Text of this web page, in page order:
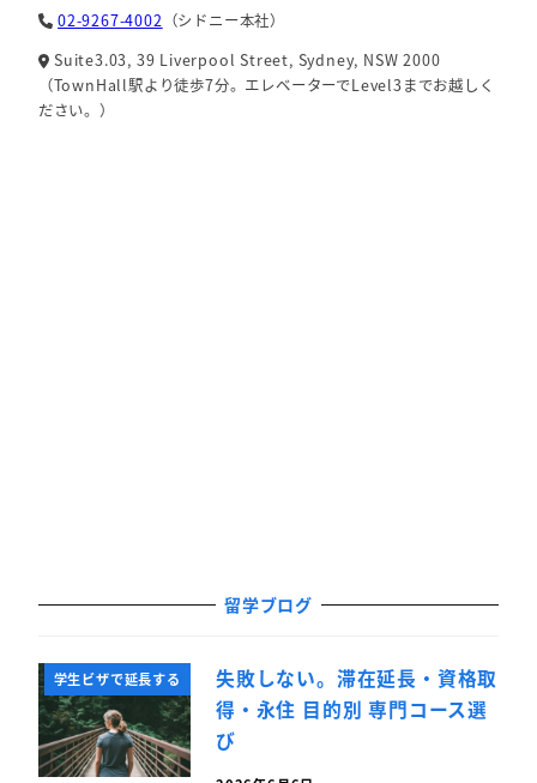
02-9267-4002 （シドニー本社）
Suite3.03, 39 Liverpool Street, Sydney, NSW 2000
（TownHall駅より徒歩7分。エレベーターでLevel3までお越しく
ださい。）
留学ブログ
学生ビザで延長する
失敗しない。滞在延長・資格取
得・永住 目的別 専門コース選
び